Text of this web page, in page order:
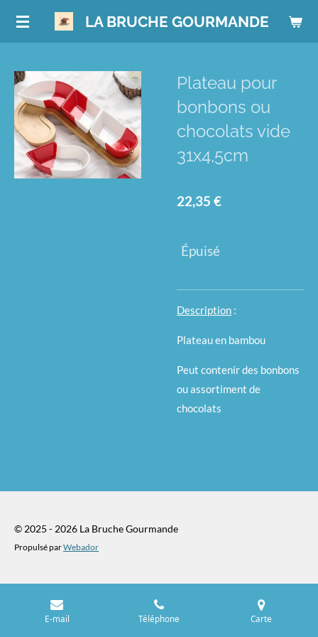
Passer
principal
LA BRUCHE GOURMANDE
Plateau pour
bonbons ou
chocolats vide
31x4,5cm
22,35 €
Épuisé
Description :
Plateau en bambou
Peut contenir des bonbons
ou assortiment de
chocolats
© 2025 - 2026 La Bruche Gourmande
Propulsé parWebador
E-mail Téléphone Carte